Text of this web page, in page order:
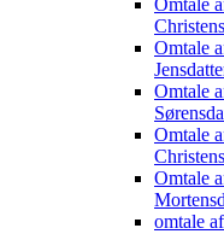
Omtale
Omtale
Omtale
Omtale
Omtale
omtale